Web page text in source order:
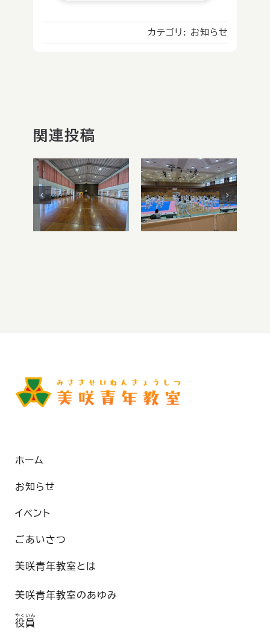
カテゴリ: お知らせ
関連投稿
令和8年度 ミ
ニ運動会
第6回チャレ
ンジング・パー
ソン空手大
会・ボッチャ交
流会
ホーム
お知らせ
イベント
ごあいさつ
美咲青年教室とは
美咲青年教室のあゆみ
役員
やくいん